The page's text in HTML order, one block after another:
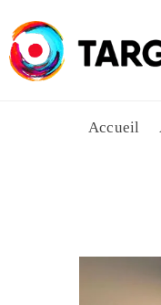
Accueil